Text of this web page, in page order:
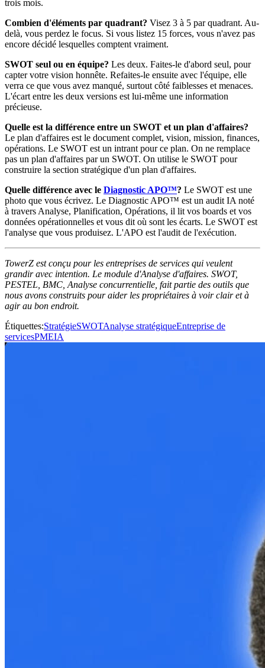
trois mois.
Combien d'éléments par quadrant? Visez 3 à 5 par quadrant. Au-
delà, vous perdez le focus. Si vous listez 15 forces, vous n'avez pas
encore décidé lesquelles comptent vraiment.
SWOT seul ou en équipe? Les deux. Faites-le d'abord seul, pour
capter votre vision honnête. Refaites-le ensuite avec l'équipe, elle
verra ce que vous avez manqué, surtout côté faiblesses et menaces.
L'écart entre les deux versions est lui-même une information
précieuse.
Quelle est la différence entre un SWOT et un plan d'affaires?
Le plan d'affaires est le document complet, vision, mission, finances,
opérations. Le SWOT est un intrant pour ce plan. On ne remplace
pas un plan d'affaires par un SWOT. On utilise le SWOT pour
construire la section stratégique d'un plan d'affaires.
Quelle différence avec le Diagnostic APO™? Le SWOT est une
photo que vous écrivez. Le Diagnostic APO™ est un audit IA noté
à travers Analyse, Planification, Opérations, il lit vos boards et vos
données opérationnelles et vous dit où sont les écarts. Le SWOT est
l'analyse que vous produisez. L'APO est l'audit de l'exécution.
TowerZ est conçu pour les entreprises de services qui veulent
grandir avec intention. Le module d'Analyse d'affaires. SWOT,
PESTEL, BMC, Analyse concurrentielle, fait partie des outils que
nous avons construits pour aider les propriétaires à voir clair et à
agir au bon endroit.
Étiquettes:StratégieSWOTAnalyse stratégiqueEntreprise de
servicesPMEIA